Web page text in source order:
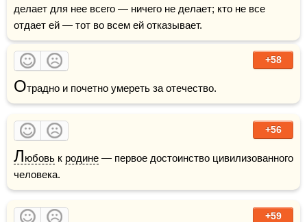
делает для нее всего — ничего не делает; кто не все
отдает ей — тот во всем ей отказывает.
+58
Отрадно и почетно умереть за отечество.
+56
Любовь к родине — первое достоинство цивилизо­ванного
человека.
+59